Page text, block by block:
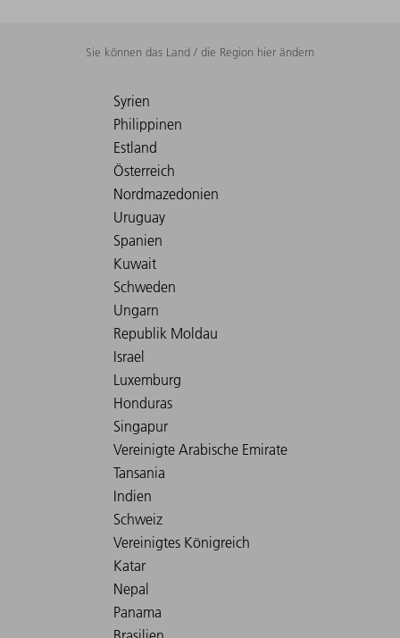
Sie können das Land / die Region hier ändern